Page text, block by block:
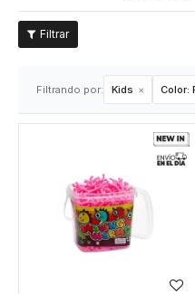
Filtrando por: Kids Color: